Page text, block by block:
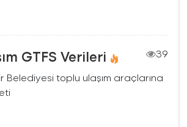
GTFS Verileri
39
Belediyesi toplu ulaşım araçlarına